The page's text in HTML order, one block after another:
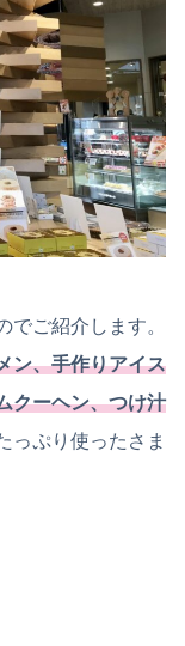
でご紹介します。
ン、手作りアイス
クーヘン、つけ汁
っぷり使ったさま